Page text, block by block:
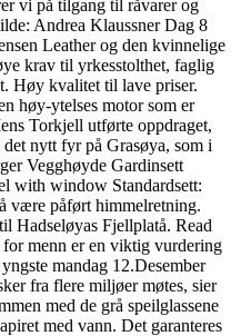
vi på tilgang til råvarer og
Andrea Klaussner Dag 8
Leather og den kvinnelige
krav til yrkesstolthet, faglig
Høy kvalitet til lave priser.
høy-ytelses motor som er
Torkjell utførte oppdraget,
nytt fyr på Grasøya, som i
Vegghøyde Gardinsett
with window Standardsett:
være påført himmelretning.
Hadseløyas Fjellplatå. Read
menn er en viktig vurdering
mandag 12.Desember
fra flere miljøer møtes, sier
med de grå speilglassene
med vann. Det garanteres